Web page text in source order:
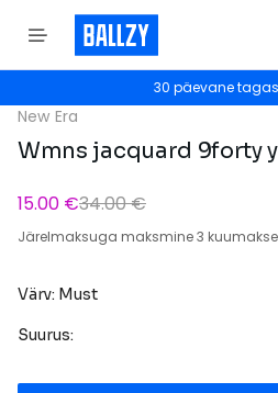
30 päevane
New Era
Wmns jacquard 9forty
15.00 €34.00 €
Järelmaksuga maksmine 3
Värv: Must
Suurus: